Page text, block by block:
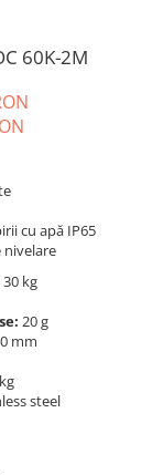
60K-2M
cu apă IP65
nivelare
30 kg
20 g
mm
steel